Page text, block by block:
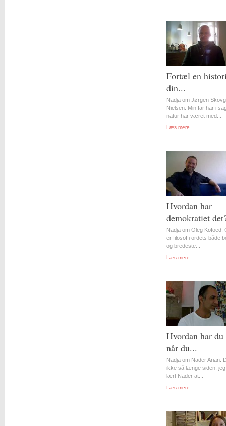
Fortæl en
din...
Nadja om Jørgen
Nielsen: Min far har i
natur har været med...
Læs mere
Hvordan har
demokratiet
Nadja om Oleg Kofoed:
er filosof i ordets både
og bredeste...
Læs mere
Hvordan har du
når du...
Nadja om Nader Arian:
ikke så længe siden,
lært Nader at...
Læs mere